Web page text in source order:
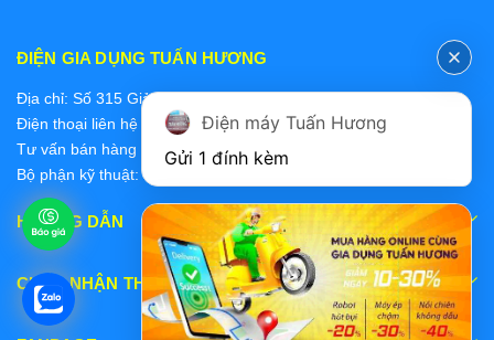
ĐIỆN GIA DỤNG TUẤN HƯƠNG
Địa chỉ: Số 315 Giảng Võ, Ba Đình, Hà Nội
Điện thoại liên hệ các bộ phận:
Tư vấn bán hàng 2: 0868228637
Bộ phận kỹ thuật: 0978 319 375
HƯỚNG DẪN
CHẤP NHẬN THANH TOÁN
Điện máy Tuấn Hương
Gửi 1 đính kèm